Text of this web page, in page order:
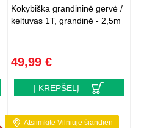
Kokybiška grandininė gervė /
keltuvas 1T, grandinė - 2,5m
49,99 €
Į KREPŠELĮ
Atsiimkite Vilniuje šiandien